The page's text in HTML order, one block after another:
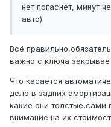
нет погаснет, минут
авто)
Всё
важно с ключа
Что касается
дело в задних
какие они толстые,сами
внимание на их